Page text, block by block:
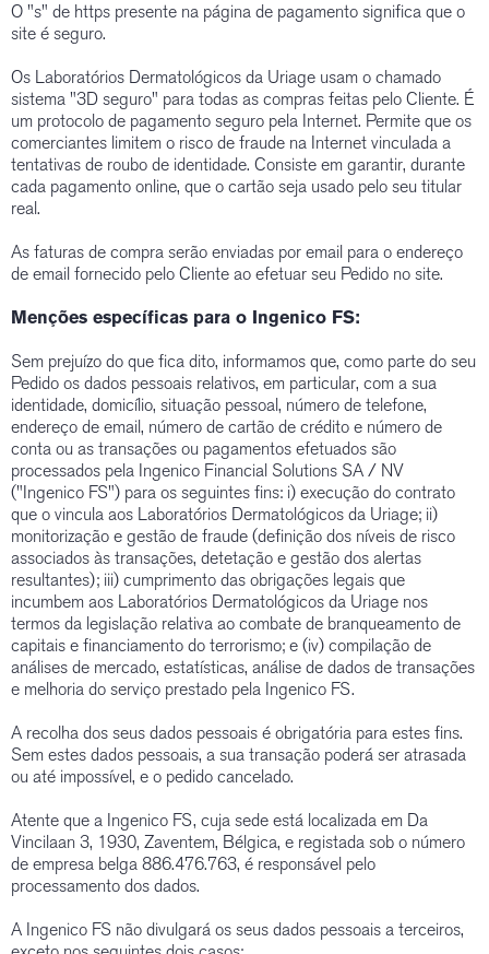
O "s" de https presente na página de pagamento significa que o
site é seguro.
Os Laboratórios Dermatológicos da Uriage usam o chamado
sistema "3D seguro" para todas as compras feitas pelo Cliente. É
um protocolo de pagamento seguro pela Internet. Permite que os
comerciantes limitem o risco de fraude na Internet vinculada a
tentativas de roubo de identidade. Consiste em garantir, durante
cada pagamento online, que o cartão seja usado pelo seu titular
real.
As faturas de compra serão enviadas por email para o endereço
de email fornecido pelo Cliente ao efetuar seu Pedido no site.
Menções específicas para o Ingenico FS:
Sem prejuízo do que fica dito, informamos que, como parte do seu
Pedido os dados pessoais relativos, em particular, com a sua
identidade, domicílio, situação pessoal, número de telefone,
endereço de email, número de cartão de crédito e número de
conta ou as transações ou pagamentos efetuados são
processados pela Ingenico Financial Solutions SA / NV
("Ingenico FS") para os seguintes fins: i) execução do contrato
que o vincula aos Laboratórios Dermatológicos da Uriage; ii)
monitorização e gestão de fraude (definição dos níveis de risco
associados às transações, detetação e gestão dos alertas
resultantes); iii) cumprimento das obrigações legais que
incumbem aos Laboratórios Dermatológicos da Uriage nos
termos da legislação relativa ao combate de branqueamento de
capitais e financiamento do terrorismo; e (iv) compilação de
análises de mercado, estatísticas, análise de dados de transações
e melhoria do serviço prestado pela Ingenico FS.
A recolha dos seus dados pessoais é obrigatória para estes fins.
Sem estes dados pessoais, a sua transação poderá ser atrasada
ou até impossível, e o pedido cancelado.
Atente que a Ingenico FS, cuja sede está localizada em Da
Vincilaan 3, 1930, Zaventem, Bélgica, e registada sob o número
de empresa belga 886.476.763, é responsável pelo
processamento dos dados.
A Ingenico FS não divulgará os seus dados pessoais a terceiros,